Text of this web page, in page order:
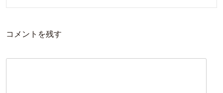
コメントを残す